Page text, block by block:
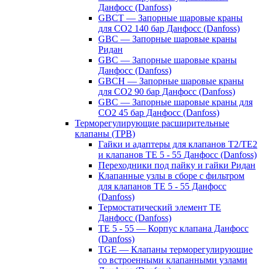
Данфосс (Danfoss)
GBCT — Запорные шаровые краны
для CO2 140 бар Данфосс (Danfoss)
GBC — Запорные шаровые краны
Ридан
GBC — Запорные шаровые краны
Данфосс (Danfoss)
GBCH — Запорные шаровые краны
для CO2 90 бар Данфосс (Danfoss)
GBC — Запорные шаровые краны для
CO2 45 бар Данфосс (Danfoss)
Терморегулирующие расширительные
клапаны (ТРВ)
Гайки и адаптеры для клапанов T2/TE2
и клапанов TE 5 - 55 Данфосс (Danfoss)
Переходники под пайку и гайки Ридан
Клапанные узлы в сборе с фильтром
для клапанов TE 5 - 55 Данфосс
(Danfoss)
Термостатический элемент TE
Данфосс (Danfoss)
TE 5 - 55 — Корпус клапана Данфосс
(Danfoss)
TGE — Клапаны терморегулирующие
со встроенными клапанными узлами